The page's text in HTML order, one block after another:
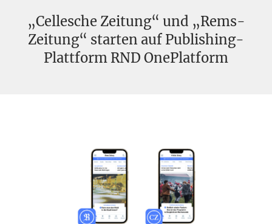
„Cellesche Zeitung“ und „Rems-
Zeitung“ starten auf Publishing-
Plattform RND OnePlatform